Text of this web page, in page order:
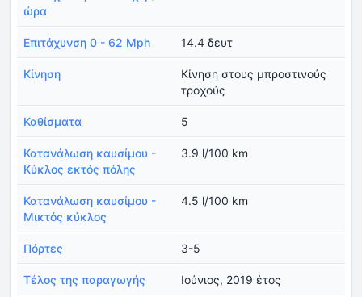
ώρα
Επιτάχυνση 0 - 62 Mph 14.4 δευτ
Κίνηση
Κίνηση στους μπροστινούς
τροχούς
Καθίσματα 5
Κατανάλωση καυσίμου -
Κύκλος εκτός πόλης
3.9 l/100 km
Κατανάλωση καυσίμου -
Μικτός κύκλος
4.5 l/100 km
Πόρτες 3-5
Τέλος της παραγωγής Ιούνιος, 2019 έτος